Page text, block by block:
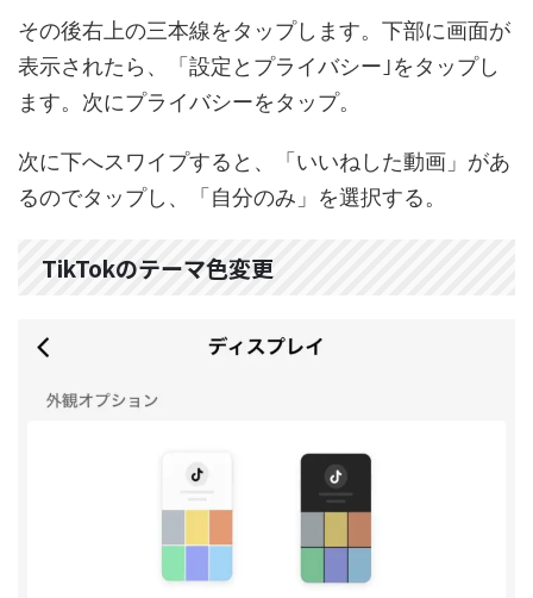
その後右上の三本線をタップします。下部に画面が
表示されたら、「設定とプライバシー｣をタップし
ます。次にプライバシーをタップ。
次に下へスワイプすると、「いいねした動画」があ
るのでタップし、「自分のみ」を選択する。
TikTokのテーマ色変更